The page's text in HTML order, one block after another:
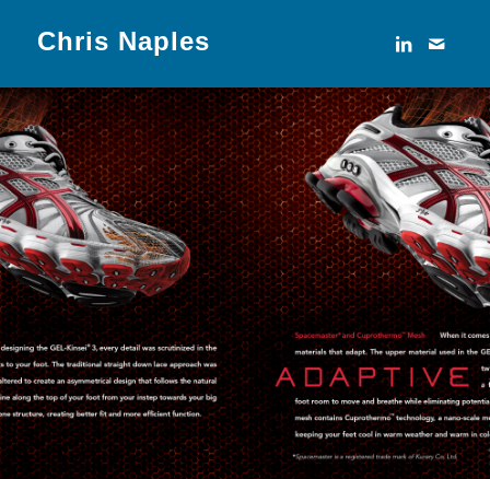
Chris Naples